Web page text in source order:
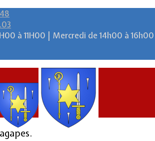
à 11H00 | Mercredi de 14h00 à